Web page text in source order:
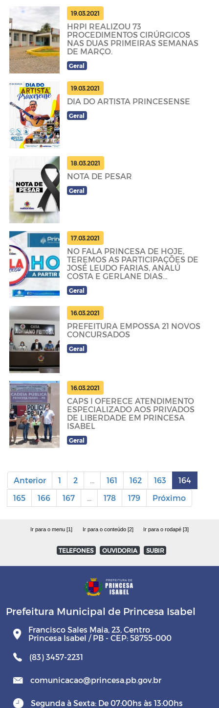
19.03.2021
HRPI REALIZOU 73
PROCEDIMENTOS CIRÚRGICOS
NAS DUAS PRIMEIRAS SEMANAS
DE MARÇO.
Geral
19.03.2021
DIA DO ARTISTA PRINCESENSE
Geral
18.03.2021
NOTA DE PESAR
Geral
17.03.2021
NO FALA PRINCESA DE HOJE,
TEREMOS AS PARTICIPAÇÕES DE
JOSÉ LEUDO FARIAS, ANALÚ
COSTA E GERLANE DIAS
SALVADOR
Geral
16.03.2021
PREFEITURA EMPOSSA 21 NOVOS
CONCURSADOS
Geral
16.03.2021
CAPS I OFERECE ATENDIMENTO
ESPECIALIZADO AOS PRIVADOS
DE LIBERDADE EM PRINCESA
ISABEL
Geral
Anterior 1 2 ... 161 162 163
164
165
166 167 ... 178 179 Próximo
Ir para o menu [1] Ir para o conteúdo [2] Ir para o rodapé [3]
TELEFONES OUVIDORIA SUBIR
Prefeitura Municipal de Princesa Isabel
Francisco Sales Maia, 23, Centro
Princesa Isabel / PB - CEP: 58755-000
(83) 3457-2231
comunicacao@princesa.pb.gov.br
Segunda à Sexta: De 07:00hs às 13:00hs